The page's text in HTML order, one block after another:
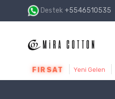
Destek +5546510535
FIRSAT Yeni Gelen